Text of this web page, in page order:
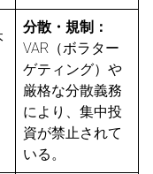
分散・規制：
VAR（ボラター
ゲティング）や
厳格な分散義務
により、集中投
資が禁止されて
いる。